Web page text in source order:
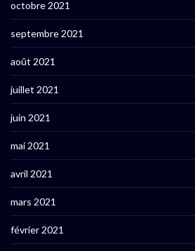
octobre 2021
septembre 2021
août 2021
juillet 2021
juin 2021
mai 2021
avril 2021
mars 2021
février 2021